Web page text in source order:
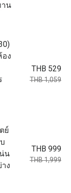
น
ง
THB 529
THB 1,059
ย์
น
ง
THB 999
THB 1,999